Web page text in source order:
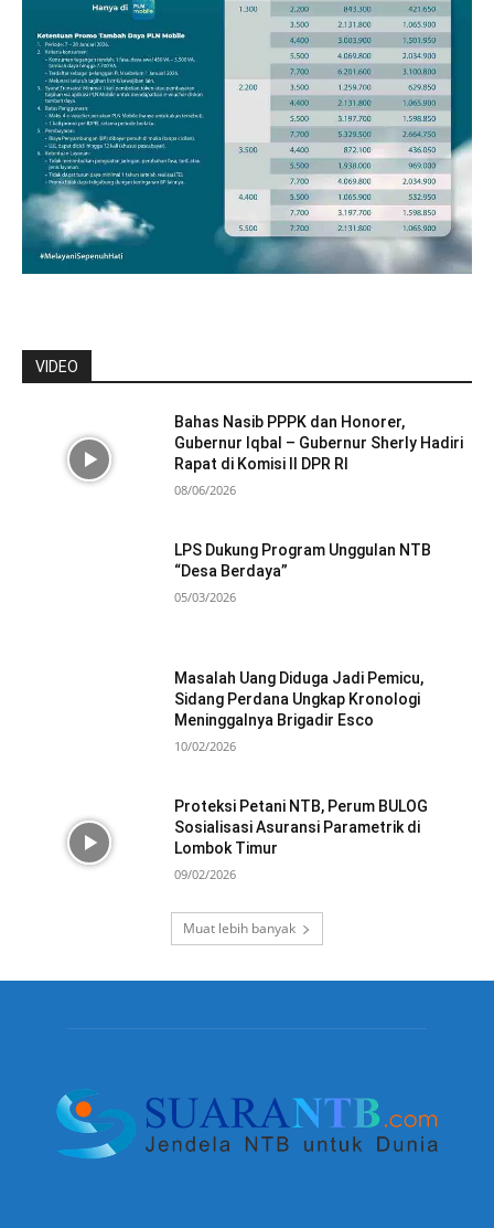
VIDEO
Bahas Nasib PPPK dan Honorer,
Gubernur Iqbal – Gubernur Sherly Hadiri
Rapat di Komisi II DPR RI
08/06/2026
LPS Dukung Program Unggulan NTB
“Desa Berdaya”
05/03/2026
Masalah Uang Diduga Jadi Pemicu,
Sidang Perdana Ungkap Kronologi
Meninggalnya Brigadir Esco
10/02/2026
Proteksi Petani NTB, Perum BULOG
Sosialisasi Asuransi Parametrik di
Lombok Timur
09/02/2026
Muat lebih banyak